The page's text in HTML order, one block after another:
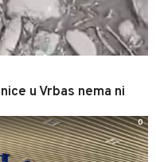
u Vrbas nema ni
0